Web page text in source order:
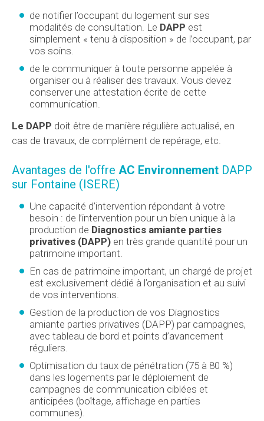
de notifier l’occupant du logement sur ses
modalités de consultation. Le DAPP est
simplement « tenu à disposition » de l’occupant, par
vos soins.
de le communiquer à toute personne appelée à
organiser ou à réaliser des travaux. Vous devez
conserver une attestation écrite de cette
communication.
Le DAPP doit être de manière régulière actualisé, en
cas de travaux, de complément de repérage, etc.
Avantages de l'offre AC Environnement DAPP
sur Fontaine (ISERE)
Une capacité d’intervention répondant à votre
besoin : de l’intervention pour un bien unique à la
production de Diagnostics amiante parties
privatives (DAPP) en très grande quantité pour un
patrimoine important.
En cas de patrimoine important, un chargé de projet
est exclusivement dédié à l’organisation et au suivi
de vos interventions.
Gestion de la production de vos Diagnostics
amiante parties privatives (DAPP) par campagnes,
avec tableau de bord et points d’avancement
réguliers.
Optimisation du taux de pénétration (75 à 80 %)
dans les logements par le déploiement de
campagnes de communication ciblées et
anticipées (boîtage, affichage en parties
communes).